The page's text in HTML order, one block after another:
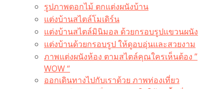
รูปภาพดอกไม้ ตกแต่งผนังบ้าน
แต่งบ้านสไตล์โมเดิร์น
แต่งบ้านสไตล์มินิมอล ด้วยกรอบรูปแขวนผนัง
แต่งบ้านด้วยกรอบรูป ให้ดูอบอุ่นและสวยงาม
ภาพแต่งผนังห้อง ตามสไตล์คุณใครเห็นต้อง ”
WOW “
ออกเดินทางไปกับเราด้วย ภาพท่องเที่ยว